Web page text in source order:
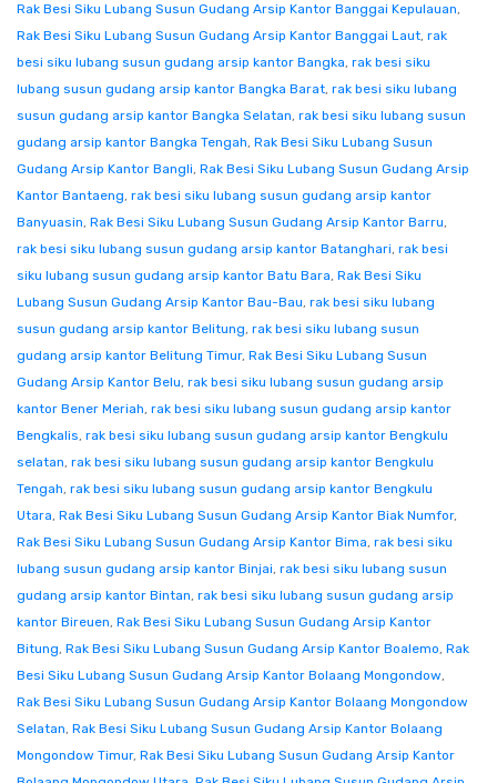
Rak Besi Siku Lubang Susun Gudang Arsip Kantor Banggai Kepulauan,
Rak Besi Siku Lubang Susun Gudang Arsip Kantor Banggai Laut, rak
besi siku lubang susun gudang arsip kantor Bangka, rak besi siku
lubang susun gudang arsip kantor Bangka Barat, rak besi siku lubang
susun gudang arsip kantor Bangka Selatan, rak besi siku lubang susun
gudang arsip kantor Bangka Tengah, Rak Besi Siku Lubang Susun
Gudang Arsip Kantor Bangli, Rak Besi Siku Lubang Susun Gudang Arsip
Kantor Bantaeng, rak besi siku lubang susun gudang arsip kantor
Banyuasin, Rak Besi Siku Lubang Susun Gudang Arsip Kantor Barru,
rak besi siku lubang susun gudang arsip kantor Batanghari, rak besi
siku lubang susun gudang arsip kantor Batu Bara, Rak Besi Siku
Lubang Susun Gudang Arsip Kantor Bau-Bau, rak besi siku lubang
susun gudang arsip kantor Belitung, rak besi siku lubang susun
gudang arsip kantor Belitung Timur, Rak Besi Siku Lubang Susun
Gudang Arsip Kantor Belu, rak besi siku lubang susun gudang arsip
kantor Bener Meriah, rak besi siku lubang susun gudang arsip kantor
Bengkalis, rak besi siku lubang susun gudang arsip kantor Bengkulu
selatan, rak besi siku lubang susun gudang arsip kantor Bengkulu
Tengah, rak besi siku lubang susun gudang arsip kantor Bengkulu
Utara, Rak Besi Siku Lubang Susun Gudang Arsip Kantor Biak Numfor,
Rak Besi Siku Lubang Susun Gudang Arsip Kantor Bima, rak besi siku
lubang susun gudang arsip kantor Binjai, rak besi siku lubang susun
gudang arsip kantor Bintan, rak besi siku lubang susun gudang arsip
kantor Bireuen, Rak Besi Siku Lubang Susun Gudang Arsip Kantor
Bitung, Rak Besi Siku Lubang Susun Gudang Arsip Kantor Boalemo, Rak
Besi Siku Lubang Susun Gudang Arsip Kantor Bolaang Mongondow,
Rak Besi Siku Lubang Susun Gudang Arsip Kantor Bolaang Mongondow
Selatan, Rak Besi Siku Lubang Susun Gudang Arsip Kantor Bolaang
Mongondow Timur, Rak Besi Siku Lubang Susun Gudang Arsip Kantor